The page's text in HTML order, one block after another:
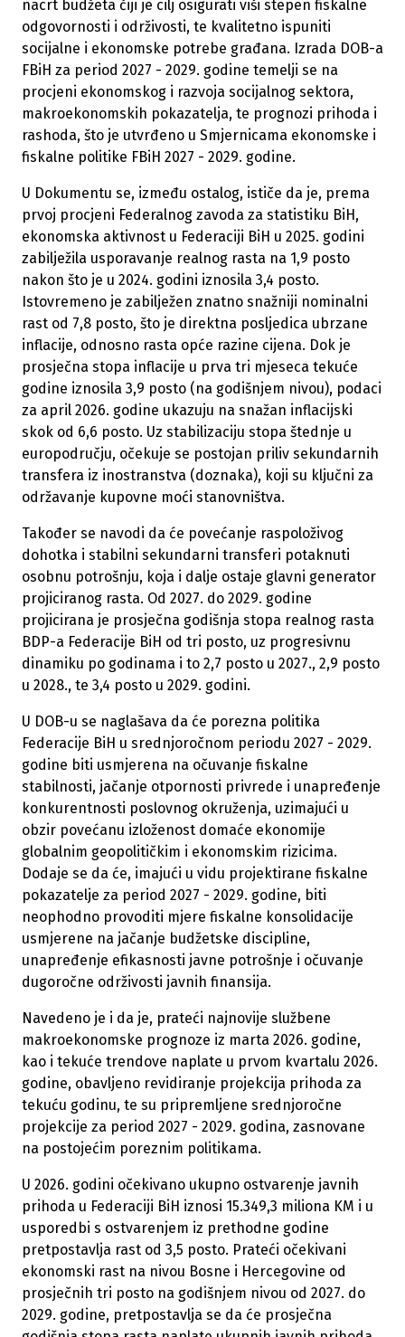
nacrt budžeta čiji je cilj osigurati viši stepen fiskalne
odgovornosti i održivosti, te kvalitetno ispuniti
socijalne i ekonomske potrebe građana. Izrada DOB-a
FBiH za period 2027 - 2029. godine temelji se na
procjeni ekonomskog i razvoja socijalnog sektora,
makroekonomskih pokazatelja, te prognozi prihoda i
rashoda, što je utvrđeno u Smjernicama ekonomske i
fiskalne politike FBiH 2027 - 2029. godine.
U Dokumentu se, između ostalog, ističe da je, prema
prvoj procjeni Federalnog zavoda za statistiku BiH,
ekonomska aktivnost u Federaciji BiH u 2025. godini
zabilježila usporavanje realnog rasta na 1,9 posto
nakon što je u 2024. godini iznosila 3,4 posto.
Istovremeno je zabilježen znatno snažniji nominalni
rast od 7,8 posto, što je direktna posljedica ubrzane
inflacije, odnosno rasta opće razine cijena. Dok je
prosječna stopa inflacije u prva tri mjeseca tekuće
godine iznosila 3,9 posto (na godišnjem nivou), podaci
za april 2026. godine ukazuju na snažan inflacijski
skok od 6,6 posto. Uz stabilizaciju stopa štednje u
europodručju, očekuje se postojan priliv sekundarnih
transfera iz inostranstva (doznaka), koji su ključni za
održavanje kupovne moći stanovništva.
Također se navodi da će povećanje raspoloživog
dohotka i stabilni sekundarni transferi potaknuti
osobnu potrošnju, koja i dalje ostaje glavni generator
projiciranog rasta. Od 2027. do 2029. godine
projicirana je prosječna godišnja stopa realnog rasta
BDP-a Federacije BiH od tri posto, uz progresivnu
dinamiku po godinama i to 2,7 posto u 2027., 2,9 posto
u 2028., te 3,4 posto u 2029. godini.
U DOB-u se naglašava da će porezna politika
Federacije BiH u srednjoročnom periodu 2027 - 2029.
godine biti usmjerena na očuvanje fiskalne
stabilnosti, jačanje otpornosti privrede i unapređenje
konkurentnosti poslovnog okruženja, uzimajući u
obzir povećanu izloženost domaće ekonomije
globalnim geopolitičkim i ekonomskim rizicima.
Dodaje se da će, imajući u vidu projektirane fiskalne
pokazatelje za period 2027 - 2029. godine, biti
neophodno provoditi mjere fiskalne konsolidacije
usmjerene na jačanje budžetske discipline,
unapređenje efikasnosti javne potrošnje i očuvanje
dugoročne održivosti javnih finansija.
Navedeno je i da je, prateći najnovije službene
makroekonomske prognoze iz marta 2026. godine,
kao i tekuće trendove naplate u prvom kvartalu 2026.
godine, obavljeno revidiranje projekcija prihoda za
tekuću godinu, te su pripremljene srednjoročne
projekcije za period 2027 - 2029. godina, zasnovane
na postojećim poreznim politikama.
U 2026. godini očekivano ukupno ostvarenje javnih
prihoda u Federaciji BiH iznosi 15.349,3 miliona KM i u
usporedbi s ostvarenjem iz prethodne godine
pretpostavlja rast od 3,5 posto. Prateći očekivani
ekonomski rast na nivou Bosne i Hercegovine od
prosječnih tri posto na godišnjem nivou od 2027. do
2029. godine, pretpostavlja se da će prosječna